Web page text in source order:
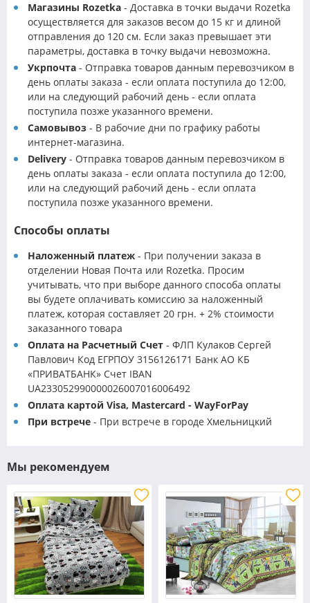
Магазины Rozetka - Доставка в точки выдачи Rozetka
осуществляется для заказов весом до 15 кг и длиной
отправления до 120 см. Если заказ превышает эти
параметры, доставка в точку выдачи невозможна.
Укрпочта - Отправка товаров данным перевозчиком в
день оплаты заказа - если оплата поступила до 12:00,
или на следующий рабочий день - если оплата
поступила позже указанного времени.
Самовывоз - В рабочие дни по графику работы
интернет-магазина.
Delivery - Отправка товаров данным перевозчиком в
день оплаты заказа - если оплата поступила до 12:00,
или на следующий рабочий день - если оплата
поступила позже указанного времени.
Способы оплаты
Наложенный платеж - При получении заказа в
отделении Новая Почта или Rozetka. Просим
учитывать, что при выборе данного способа оплаты
вы будете оплачивать комиссию за наложенный
платеж, которая составляет 20 грн. + 2% стоимости
заказанного товара
Оплата на Расчетный Счет - ФЛП Кулаков Сергей
Павлович Код ЕГРПОУ 3156126171 Банк АО КБ
«ПРИВАТБАНК» Счет IBAN
UA233052990000026007016006492
Оплата картой Visa, Mastercard - WayForPay
При встрече - При встрече в городе Хмельницкий
Мы рекомендуем